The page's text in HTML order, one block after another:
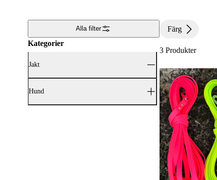
Alla filter
Kategorier
Jakt
Hund
Färg
3 Produkter